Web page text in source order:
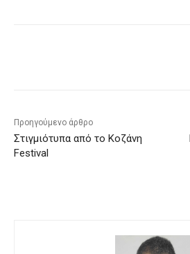
Προηγούμενο άρθρο
Στιγμιότυπα από το Κοζάνη
Festival